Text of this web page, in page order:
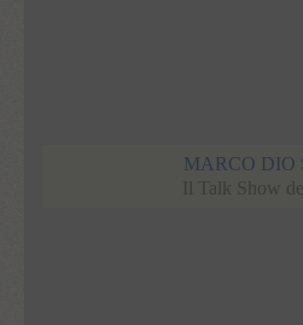
MARCO DIO
Il Talk Show